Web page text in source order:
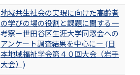
地域共生社会の実現に向けた高齢者
の学びの場の役割と課題に関する一
考察－世田谷区生涯大学同窓会への
アンケート調査結果を中心にー (日
本地域福祉学会第４０回大会（岩手
大会）)